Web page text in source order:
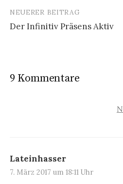
NEUERER BEITRAG
Der Infinitiv Präsens Aktiv
9 Kommentare
Lateinhasser
7. März 2017 um 18:11 Uhr